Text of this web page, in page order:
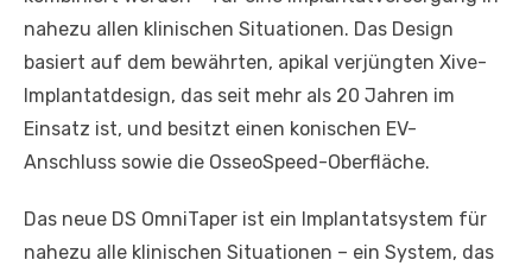
nahezu allen klinischen Situationen. Das Design
basiert auf dem bewährten, apikal verjüngten Xive-
Implantatdesign, das seit mehr als 20 Jahren im
Einsatz ist, und besitzt einen konischen EV-
Anschluss sowie die OsseoSpeed-Oberfläche.
Das neue DS OmniTaper ist ein Implantatsystem für
nahezu alle klinischen Situationen – ein System, das